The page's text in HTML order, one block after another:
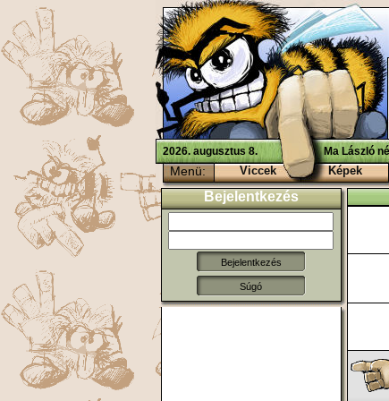
2026. augusztus 8. Ma László
Menü: Viccek Képek
Bejelentkezés
Súgó